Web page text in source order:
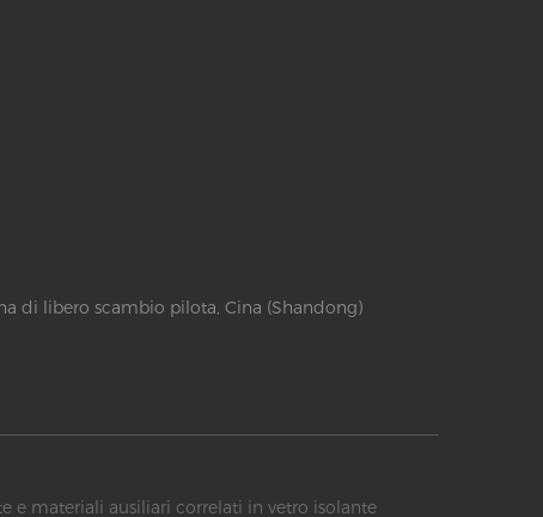
di libero scambio pilota, Cina (Shandong)
e materiali ausiliari correlati in vetro isolante